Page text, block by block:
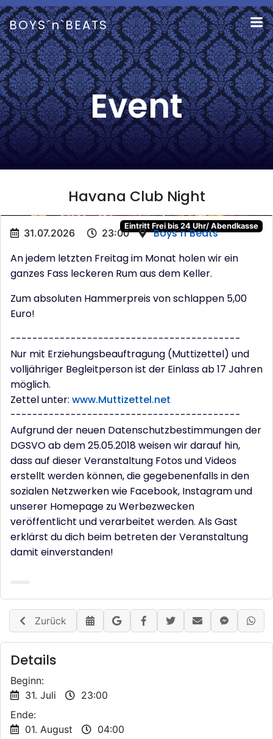
Zum
Inhalt
springen
BOYS´n`BEATS
Event
Havana Club Night
Eintritt Frei bis 24 Uhr/ Abendkasse
31.07.2026 23:00
Boys´n`Beats
An jedem letzten Freitag im Monat holen wir ein
ganzes Fass leckeren Rum aus dem Keller.
Zum absoluten Hammerpreis von schlappen 5,00
Euro!
------------------------------------------
Nur mit Erziehungsbeauftragung (Muttizettel) und
volljähriger Begleitperson ist der Einlass ab 17 Jahren
möglich.
Zettel unter: www.Muttizettel.net
------------------------------------------
Aufgrund der neuen Datenschutzbestimmungen der
DGSVO ab dem 25.05.2018 weisen wir darauf hin,
dass auf dieser Veranstaltung Fotos und Videos
erstellt werden können, die gegebenenfalls in den
sozialen Netzwerken wie Facebook, Instagram und
unserer Homepage zu Werbezwecken
veröffentlicht und verarbeitet werden. Als Gast
erklärst du dich beim betreten der Veranstaltung
damit einverstanden!
Zurück
Details
Beginn:
31. Juli
23:00
Ende:
01. August
04:00